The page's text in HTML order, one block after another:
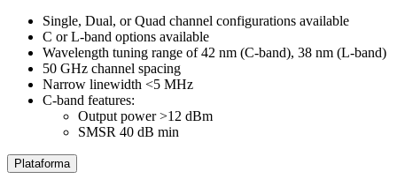
Single, Dual, or Quad channel configurations available
C or L-band options available
Wavelength tuning range of 42 nm (C-band), 38 nm (L-band)​
50 GHz channel spacing
Narrow linewidth <5 MHz
C-band features:
Output power >12 dBm
SMSR 40 dB min
Plataforma